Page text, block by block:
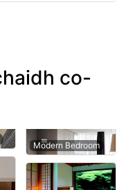
co-
Modern Bedroom